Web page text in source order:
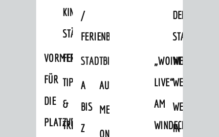
KINDER
STÄRKEN"
VORMERKVERFAHREN
FÜR
DIE
PLATZVERGABE
FERIENANGEBOTE
TIPPS
&
TREFFS
/
FERIENBETREUUNG
STADTBIBLIOTHEK
A
BIS
Z
AUSLEIHE
MEDIENANGEBOTE
ONLINE-
DEN
STADTTEILEN
„WOINEM
LIVE“
AM
WINDECKPLATZ
WEINHEIMER
IN